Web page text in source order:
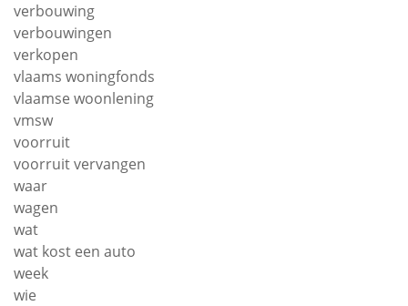
verbouwing
verbouwingen
verkopen
vlaams woningfonds
vlaamse woonlening
vmsw
voorruit
voorruit vervangen
waar
wagen
wat
wat kost een auto
week
wie